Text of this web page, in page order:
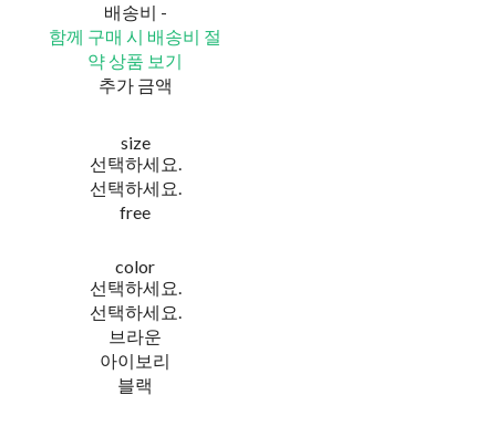
배송비 -
함께 구매 시 배송비 절
약 상품 보기
추가 금액
size
선택하세요.
선택하세요.
free
color
선택하세요.
선택하세요.
브라운
아이보리
블랙